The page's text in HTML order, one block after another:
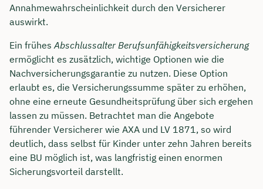
Annahmewahrscheinlichkeit durch den Versicherer
auswirkt.
Ein frühes Abschlussalter Berufsunfähigkeitsversicherung
ermöglicht es zusätzlich, wichtige Optionen wie die
Nachversicherungsgarantie zu nutzen. Diese Option
erlaubt es, die Versicherungssumme später zu erhöhen,
ohne eine erneute Gesundheitsprüfung über sich ergehen
lassen zu müssen. Betrachtet man die Angebote
führender Versicherer wie AXA und LV 1871, so wird
deutlich, dass selbst für Kinder unter zehn Jahren bereits
eine BU möglich ist, was langfristig einen enormen
Sicherungsvorteil darstellt.